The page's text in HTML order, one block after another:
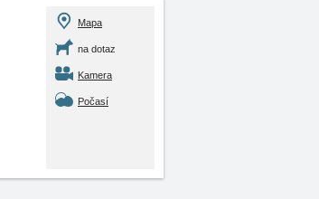
Mapa
na dotaz
Kamera
Počasí